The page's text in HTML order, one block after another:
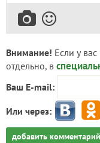
Внимание! Если у
отдельно, в
Ваш E-mail:
Или через:
добавить комментарий